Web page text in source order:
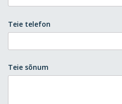
Teie telefon
Teie sõnum